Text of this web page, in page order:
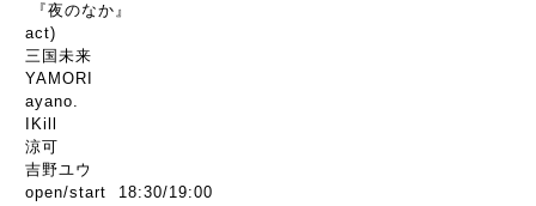
『夜のなか』
act)
三国未来
YAMORI
ayano.
IKill
涼可
吉野ユウ
open/start 18:30/19:00